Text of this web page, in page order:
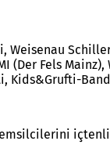
Weisenau
(Der Fels
Kids&Grufti-